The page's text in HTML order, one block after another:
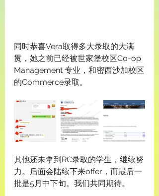
同时恭喜Vera取得多大录取的大满
贯，她之前已经被世家堡校区Co-op
Management 专业，和密西沙加校区
的Commerce录取。
其他还未拿到RC录取的学生，继续努
力。后面会陆续下来offer，而最后一
批是5月中下旬。我们共同期待。